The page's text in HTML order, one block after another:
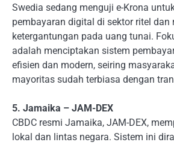
Swedia sedang menguji e-Krona
pembayaran digital di sektor ritel dan
ketergantungan pada uang tunai.
adalah menciptakan sistem
efisien dan modern, seiring
mayoritas sudah terbiasa dengan
5. Jamaika – JAM-DEX
CBDC resmi Jamaika, JAM-DEX,
lokal dan lintas negara. Sistem ini